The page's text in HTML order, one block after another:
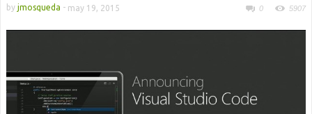
by jmosqueda - may 19, 2015 0 5907